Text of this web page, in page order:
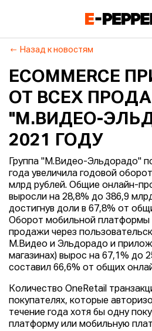
Назад к новостям
ECOMMERCE
ОТ ВСЕХ
"М.ВИДЕО-
2021 ГОДУ
Группа "М.Видео-Эльдорадо"
года увеличила годовой
млрд рублей. Общие онлайн-
выросли на 28,8% до 386,9
достигнув доли в 67,8% от
Оборот мобильной платформы
продажи через
М.Видео и Эльдорадо и
магазинах) вырос на 67,1% до
составил 66,6% от общих
Количество OneRetail
покупателях, которые
течение года хотя бы одну
платформу или мобильную